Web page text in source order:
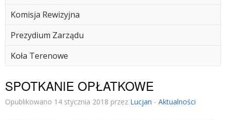
Komisja Rewizyjna
Prezydium Zarządu
Koła Terenowe
SPOTKANIE OPŁATKOWE
Opublikowano 14 stycznia 2018 przez Lucjan - Aktualności